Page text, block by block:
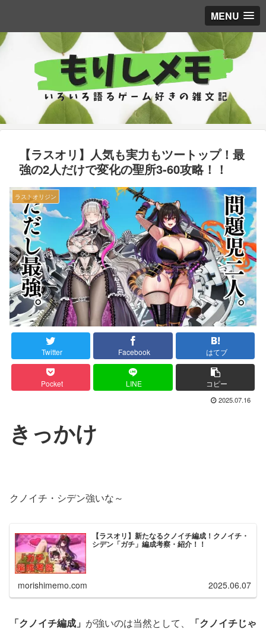
MENU
【ラスオリ】人気も実力もツートップ！最
強の2人だけで変化の聖所3-60攻略！！
ラストオリジン
Twitter Facebook はてブ
Pocket LINE コピー
2025.07.16
きっかけ
クノイチ・シデン強いな～
【ラスオリ】新たなるクノイチ編成！クノイチ・
シデン「ガチ」編成考察・紹介！！
morishimemo.com 2025.06.07
「クノイチ編成」 が強いのは当然として、
「クノイチじゃ